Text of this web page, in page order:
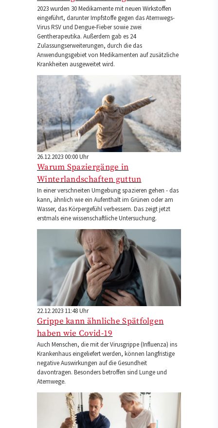
2023 wurden 30 Medikamente mit neuen Wirkstoffen
eingeführt, darunter Impfstoffe gegen das Atemwegs-
Virus RSV und Dengue-Fieber sowie zwei
Gentherapeutika. Außerdem gab es 24
Zulassungserweiterungen, durch die das
Anwendungsgebiet von Medikamenten auf zusätzliche
Krankheiten ausgeweitet wird.
26.12.2023 00:00 Uhr
Warum Spaziergänge in
Winterlandschaften guttun
In einer verschneiten Umgebung spazieren gehen - das
kann, ähnlich wie ein Aufenthalt im Grünen oder am
Wasser, das Körpergefühl verbessern. Das zeigt jetzt
erstmals eine wissenschaftliche Untersuchung.
22.12.2023 11:48 Uhr
Grippe kann ähnliche Spätfolgen
haben wie Covid-19
Auch Menschen, die mit der Virusgrippe (Influenza) ins
Krankenhaus eingeliefert werden, können langfristige
negative Auswirkungen auf die Gesundheit
davontragen. Besonders betroffen sind Lunge und
Atemwege.